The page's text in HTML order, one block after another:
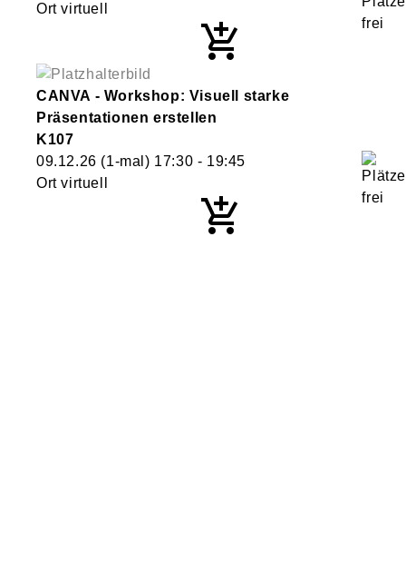
Ort virtuell
CANVA - Workshop: Visuell starke
Präsentationen erstellen
K107
09.12.26 (1-mal) 17:30 - 19:45
Ort virtuell